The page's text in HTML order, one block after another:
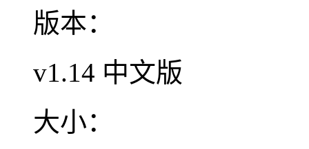
版本：
v1.14 中文版
大小：